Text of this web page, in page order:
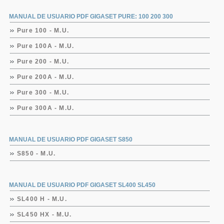
MANUAL DE USUARIO PDF GIGASET PURE: 100 200 300
Pure 100 - M.U.
Pure 100A - M.U.
Pure 200 - M.U.
Pure 200A - M.U.
Pure 300 - M.U.
Pure 300A - M.U.
MANUAL DE USUARIO PDF GIGASET S850
S850 - M.U.
MANUAL DE USUARIO PDF GIGASET SL400 SL450
SL400 H - M.U.
SL450 HX - M.U.